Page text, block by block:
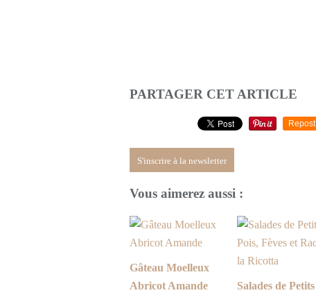
PARTAGER CET ARTICLE
Repost
S'inscrire à la newsletter
Vous aimerez aussi :
Gâteau Moelleux
Abricot Amande
Salades de Petits